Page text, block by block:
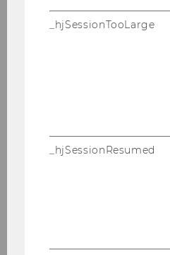
AG i. R.,
Frankfurt
_hjSessionTooLarge
_hjSessionResumed